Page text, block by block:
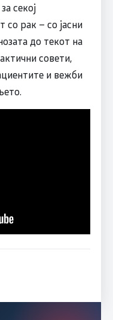
секој
со рак – со јасни
до текот на
совети,
и вежби